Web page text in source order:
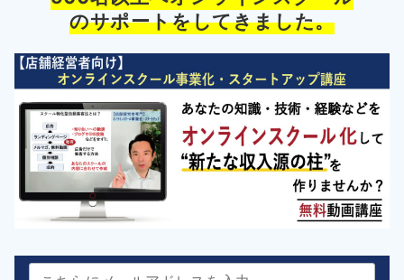
のサポートをしてきました。